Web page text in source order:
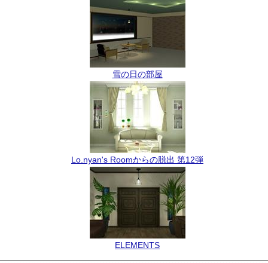
雪の日の部屋
Lo.nyan's Roomからの脱出 第12弾
ELEMENTS